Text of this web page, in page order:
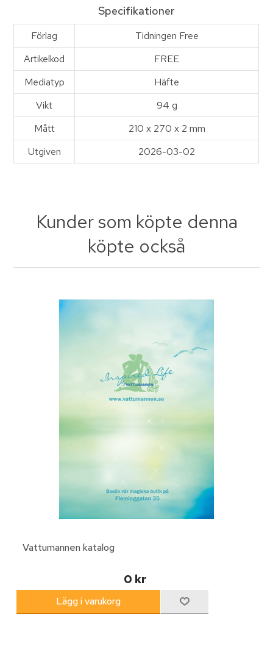
Specifikationer
Förlag
Tidningen Free
Artikelkod
FREE
Mediatyp
Häfte
Vikt
94 g
Mått
210 x 270 x 2 mm
Utgiven
2026-03-02
Kunder som köpte denna
köpte också
Vattumannen katalog
0 kr